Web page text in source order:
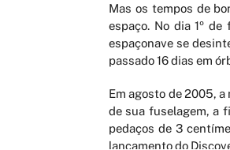
Mas os tempos de
espaço. No dia 1º
espaçonave se
passado 16 dias em
Em agosto de 2005,
de sua fuselagem, a
pedaços de 3
lançamento do